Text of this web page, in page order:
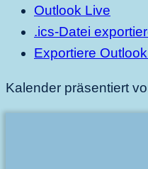
Outlook Live
.ics-Datei
Exportiere
Kalender präsentiert